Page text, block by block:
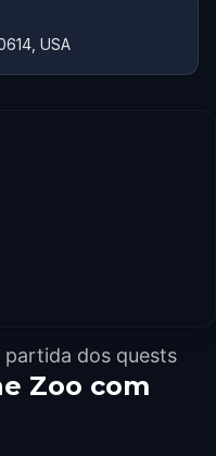
USA
partida dos quests
Zoo com